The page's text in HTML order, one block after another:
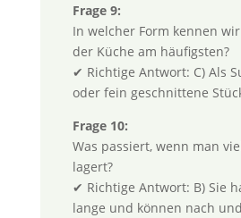
Frage 9:
In welcher Form kennen
der Küche am häufigsten?
✔ Richtige Antwort: C) Als
oder fein geschnittene
Frage 10:
Was passiert, wenn man
lagert?
✔ Richtige Antwort: B) Sie
lange und können nach